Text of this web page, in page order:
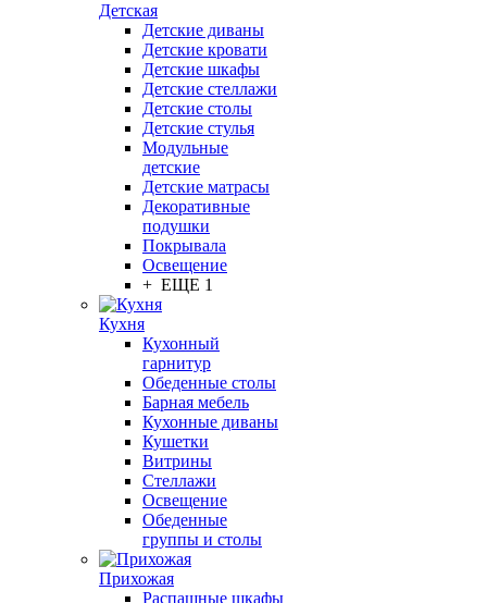
Детская
Детские диваны
Детские кровати
Детские шкафы
Детские стеллажи
Детские столы
Детские стулья
Модульные
детские
Детские матрасы
Декоративные
подушки
Покрывала
Освещение
+ ЕЩЕ 1
Кухня
Кухонный
гарнитур
Обеденные столы
Барная мебель
Кухонные диваны
Кушетки
Витрины
Стеллажи
Освещение
Обеденные
группы и столы
Прихожая
Распашные шкафы